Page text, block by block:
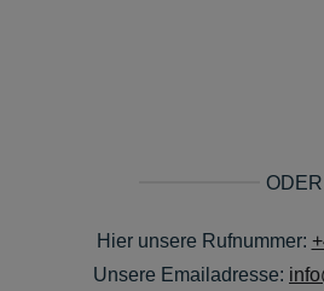
ODER
Hier unsere Rufnummer:
Unsere Emailadresse: